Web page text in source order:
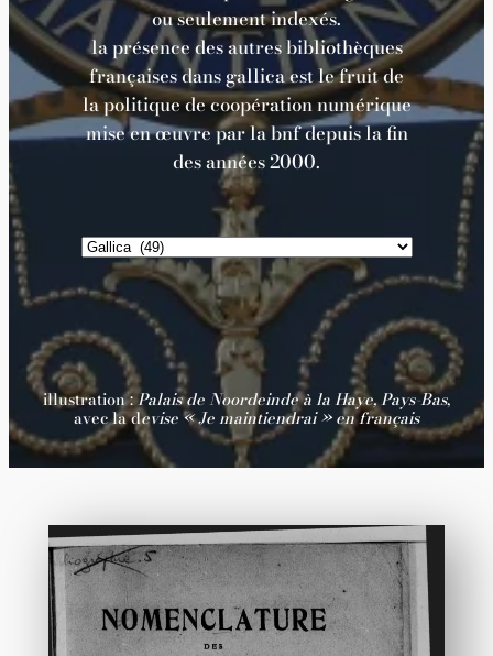
ou seulement indexés.
la présence des autres bibliothèques
françaises dans gallica est le fruit de
la politique de coopération numérique
mise en œuvre par la bnf depuis la fin
des années 2000.
ÉTIQUETTES
illustration :Palais de Noordeinde à la Haye, Pays-Bas,
avec la devise « Je maintiendrai » en français